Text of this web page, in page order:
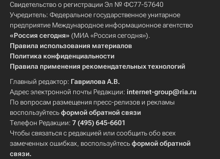
Свидетельство о регистрации Эл № ФС77-57640
Учредитель: Федеральное государственное унитарное
предприятие Международное информационное агентство
«Россия сегодня» (МИА «Россия сегодня»).
Правила использования материалов
Политика конфиденциальности
Правила применения рекомендательных технологий
Главный редактор: Гаврилова А.В.
Адрес электронной почты Редакции: internet-group@ria.ru
По вопросам размещения пресс-релизов и рекламы
воспользуйтесьформой обратной связи
Телефон Редакции: 7 (495) 645-6601
Чтобы связаться с редакцией или сообщить обо всех
замеченных ошибках, воспользуйтесьформой обратной
связи.